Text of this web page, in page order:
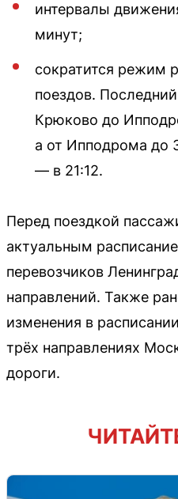
интервалы
минут;
сократится режим
поездов.
Крюково до
а от Ипподрома до
— в 21:12.
Перед поездкой
актуальным
перевозчиков
направлений. Также
изменения в
трёх направлениях
дороги.